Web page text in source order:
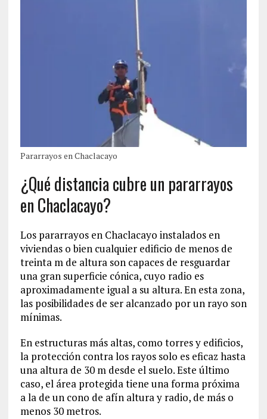
Pararrayos en Chaclacayo
¿Qué distancia cubre un pararrayos
en Chaclacayo?
Los pararrayos en Chaclacayo instalados en
viviendas o bien cualquier edificio de menos de
treinta m de altura son capaces de resguardar
una gran superficie cónica, cuyo radio es
aproximadamente igual a su altura. En esta zona,
las posibilidades de ser alcanzado por un rayo son
mínimas.
En estructuras más altas, como torres y edificios,
la protección contra los rayos solo es eficaz hasta
una altura de 30 m desde el suelo. Este último
caso, el área protegida tiene una forma próxima
a la de un cono de afín altura y radio, de más o
menos 30 metros.